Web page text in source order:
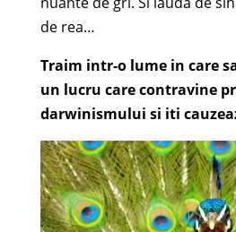
de rea…
Traim intr-o lume in care
un lucru care contravine
darwinismului si iti